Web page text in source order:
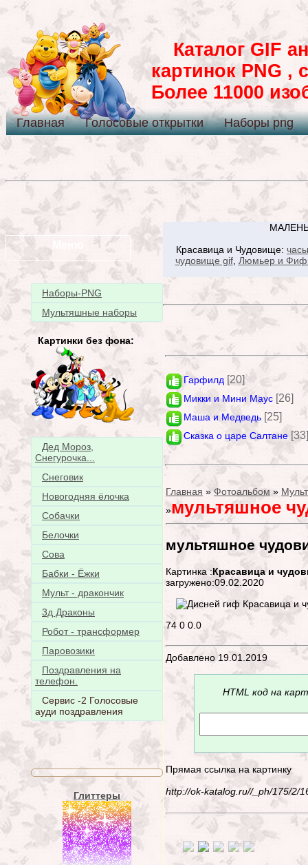
Каталог GIF
картинок PNG ,
Более 11000
Главная Голосовые открытки Наборы png
Наборы-PNG
Мультяшные наборы
Картинки без фона:
Дед Мороз,
Снегурочка...
Снеговик
Новогодняя ёлочка
Собачки
Белочки
Сова
Бабки - Ёжки
Мульт - дракончик
3д Драконы
Робот - трансформер
Паровозики
Поздравления на
телефон.
Сервис -2 Голосовые
ауди поздравления
Глиттеры
Красавица и Чудовище: часы
чудовище gif, Люмьер и
Гарфилд [20]
Микки и Мини Маус [26]
Маша и Медведь [25]
Сказка о царе Салтане [33]
Главная »Фотоальбом »
»мультяшное
мультяшное
Картинка :Красавица и
загружено:09.02.2020
74 0 0.0
Добавлено 19.01.2019
HTML код на
Прямая ссылка на картинку
http://ok-katalog.ru//_ph/175/2/